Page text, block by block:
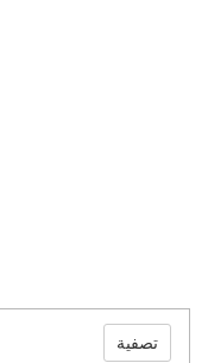
تصفية